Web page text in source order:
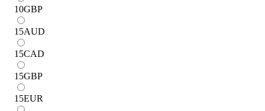
10GBP
15AUD
15CAD
15GBP
15EUR